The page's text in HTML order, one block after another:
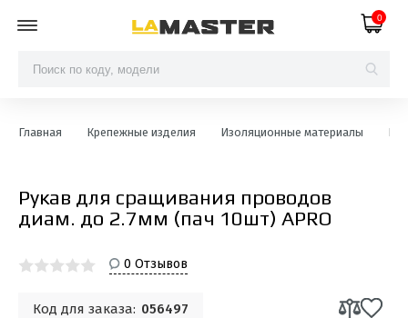
0
Главная Крепежные изделия Изоляционные материалы
Рукав для сращивания проводов
диам. до 2.7мм (пач 10шт) APRO
0 Отзывов
Код для заказа: 056497